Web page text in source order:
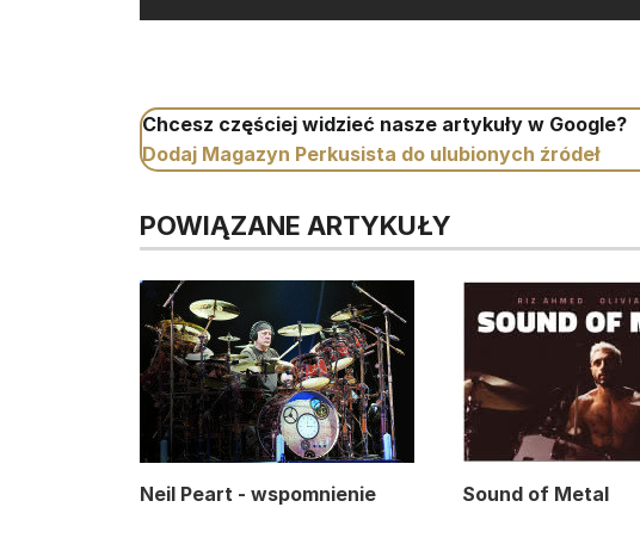
Chcesz częściej widzieć nasze artykuły w Google?
Dodaj Magazyn Perkusista do ulubionych źródeł
POWIĄZANE ARTYKUŁY
Neil Peart - wspomnienie Sound of Metal